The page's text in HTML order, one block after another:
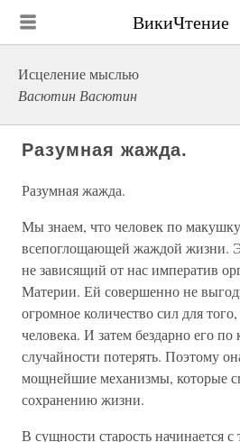
ВикиЧтение
Исцеление мыслью
Васютин Васютин
Разумная жажда.
Разумная жажда.
Мы знаем, что человек по
всепоглощающей жаждой жизни.
не зависящий от нас императив
Материи. Ей совершенно не
огромное количество сил для
человека. И затем бездарно его
случайности потерять. Поэтому
мощнейшие механизмы, которые
сохранению жизни.
В сущности старость начинается с